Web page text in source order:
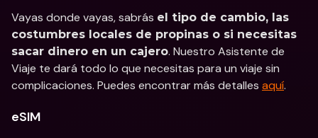
Vayas donde vayas, sabrás el tipo de cambio, las
costumbres locales de propinas o si necesitas
sacar dinero en un cajero. Nuestro Asistente de
Viaje te dará todo lo que necesitas para un viaje sin
complicaciones. Puedes encontrar más detalles aquí.
eSIM